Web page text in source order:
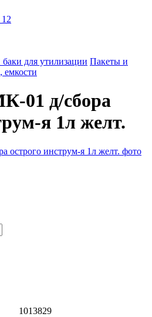
12
для утилизации Пакеты и
емкости
01 д/сбора
я 1л желт.
1013829